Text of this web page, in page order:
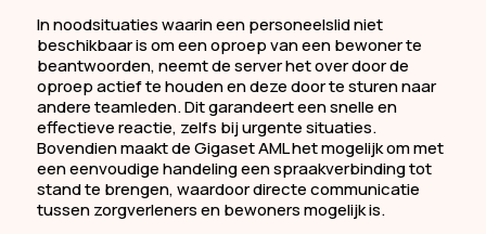
In noodsituaties waarin een personeelslid niet
beschikbaar is om een oproep van een bewoner te
beantwoorden, neemt de server het over door de
oproep actief te houden en deze door te sturen naar
andere teamleden. Dit garandeert een snelle en
effectieve reactie, zelfs bij urgente situaties.
Bovendien maakt de Gigaset AML het mogelijk om met
een eenvoudige handeling een spraakverbinding tot
stand te brengen, waardoor directe communicatie
tussen zorgverleners en bewoners mogelijk is.